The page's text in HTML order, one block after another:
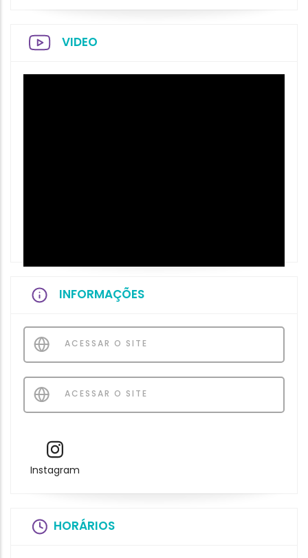
VIDEO
INFORMAÇÕES
ACESSAR O SITE
ACESSAR O SITE
Instagram
HORÁRIOS